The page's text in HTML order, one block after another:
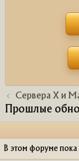
Сервера X и
Прошлые
В этом форуме пока